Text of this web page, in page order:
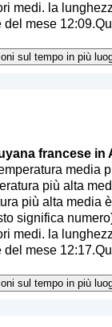
medi. la
mese
sul tempo in più
francese in
media
più alta
più alta
significa numero
medi. la
mese
sul tempo in più